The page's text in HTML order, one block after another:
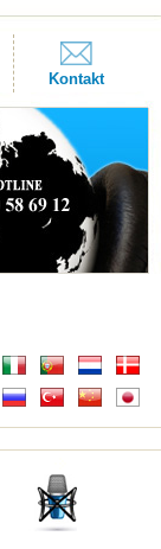
Kontakt